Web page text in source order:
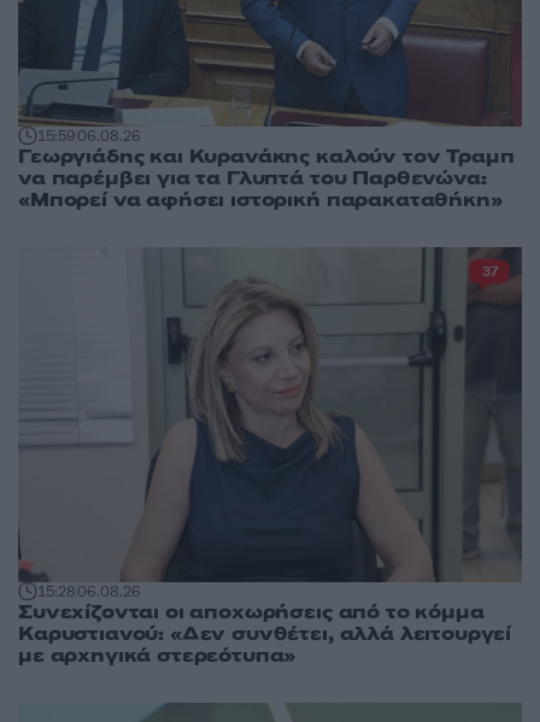
15:5906.08.26
Γεωργιάδης και Κυρανάκης καλούν τον Τραμπ
να παρέμβει για τα Γλυπτά του Παρθενώνα:
«Μπορεί να αφήσει ιστορική παρακαταθήκη»
15:2806.08.26
Συνεχίζονται οι αποχωρήσεις από το κόμμα
Καρυστιανού: «Δεν συνθέτει, αλλά λειτουργεί
με αρχηγικά στερεότυπα»
37